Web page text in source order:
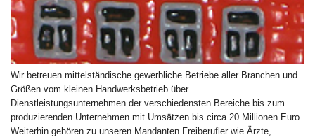
Wir betreuen mittelständische gewerbliche Betriebe aller Branchen und
Größen vom kleinen Handwerksbetrieb über
Dienstleistungsunternehmen der verschiedensten Bereiche bis zum
produzierenden Unternehmen mit Umsätzen bis circa 20 Millionen Euro.
Weiterhin gehören zu unseren Mandanten Freiberufler wie Ärzte,